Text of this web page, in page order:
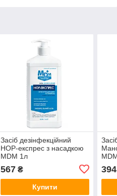
Засіб дезінфекційний
НОР-експрес з насадкою
MDM 1л
567₴
Купити
394